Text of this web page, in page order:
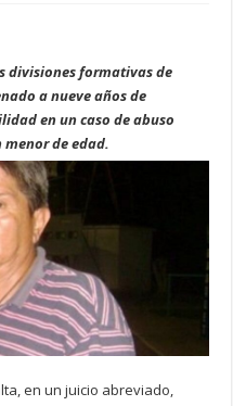
divisiones formativas de
a nueve años de
en un caso de abuso
de edad.
en un juicio abreviado,